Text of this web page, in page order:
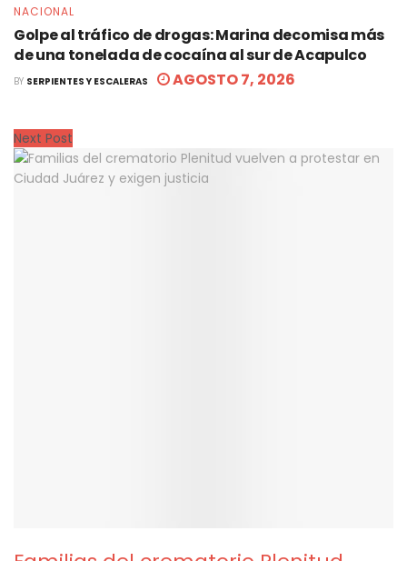
NACIONAL
Golpe al tráfico de drogas: Marina decomisa más
de una tonelada de cocaína al sur de Acapulco
BY SERPIENTES Y ESCALERAS AGOSTO 7, 2026
Next Post